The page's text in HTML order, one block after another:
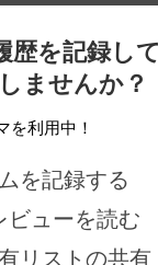
を記録して
ませんか？
を利用中！
を記録する
ビューを読む
リストの共有
新作・再入荷情報